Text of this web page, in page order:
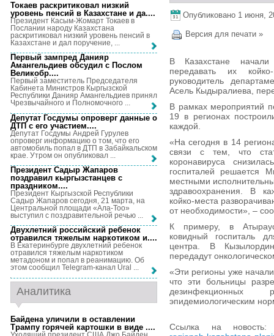
Опубликовано 1 июня,
Версия для печати »
В Казахстане начали
передавать их
руководитель
Асель Кыдыралиева,
В рамках мероприятий
19 в регионах
каждой.
«На сегодня в 14
связи с тем, что
коронавируса
госпиталей решается
местными
здравоохранения. В
койко-места
от необходимости», –
К примеру, в
ковидный госпиталь
центра. В
передадут
«Эти регионы уже
что эти больницы
дезинфекционных
эпидемиологическим
Ссылка на
Токаев раскритиковал низкий
уровень пенсий в Казахстане и да....
Президент Касым-Жомарт Токаев в
Послании народу Казахстана
раскритиковал низкий уровень пенсий в
Казахстане и дал поручение, ...
Первый зампред Данияр
Амангельдиев обсудил с Послом
Великобр....
Первый заместитель Председателя
Кабинета Министров Кыргызской
Республики Данияр Амангельдиев принял
Чрезвычайного и Полномочного ...
Депутат Госдумы опроверг данные о
ДТП с его участием....
Депутат Госдумы Андрей Гурулев
опроверг информацию о том, что его
автомобиль попал в ДТП в Забайкальском
крае. Утром он опубликовал ...
Президент Садыр Жапаров
поздравил кыргызстанцев с
праздником....
Президент Кыргызской Республики
Садыр Жапаров сегодня, 21 марта, на
Центральной площади «Ала-Тоо»
выступил с поздравительной речью ...
Двухлетний российский ребенок
отравился тяжелым наркотиком и....
В Екатеринбурге двухлетний ребенок
отравился тяжелым наркотиком
метадоном и попал в реанимацию. Об
этом сообщил Telegram-канал Ural ...
Аналитика
Байдена уличили в оставлении
Трампу горячей картошки в виде ....